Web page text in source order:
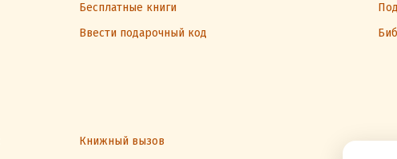
Бесплатные книги
Ввести подарочный код
Книжный вызов